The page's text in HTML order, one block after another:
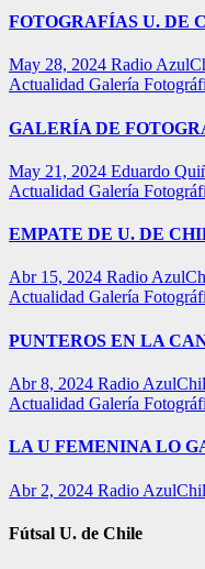
FOTOGRAFÍAS U. DE
May 28, 2024 Radio
Actualidad Galería
GALERÍA DE
May 21, 2024 Eduardo
Actualidad Galería
EMPATE DE U. DE
Abr 15, 2024 Radio
Actualidad Galería
PUNTEROS EN LA
Abr 8, 2024 Radio
Actualidad Galería
LA U FEMENINA LO
Abr 2, 2024 Radio
Fútsal U. de Chile